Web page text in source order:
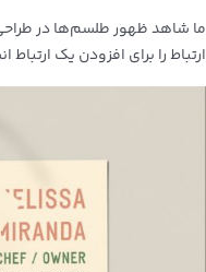
ما شاهد ظهور طلسم‌ها در
ارتباط را برای افزودن یک